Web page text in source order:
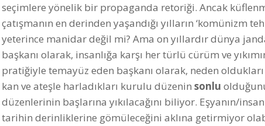
seçimlere yönelik bir propaganda retoriği. Ancak
çatışmanın en derinden yaşandığı yılların ‘komünizm
yeterince manidar değil mi? Ama on yıllardır dünya
başkanı olarak, insanlığa karşı her türlü cürüm ve
pratiğiyle temayüz eden başkanı olarak, neden
kan ve ateşle harladıkları kurulu düzenin sonlu
düzenlerinin başlarına yıkılacağını biliyor. Eşyanın/
tarihin derinliklerine gömüleceğini aklına getirmiyor